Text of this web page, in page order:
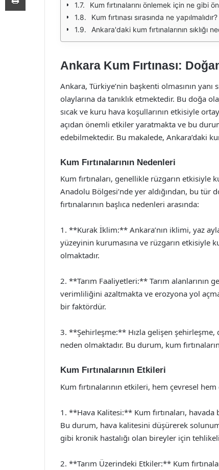
Kum fırtınalarını önlemek için ne gibi
Kum fırtınası sırasında ne yapılmalıdır?
Ankara'daki kum fırtınalarının sıklığı
Ankara Kum Fırtınası:
Ankara, Türkiye’nin başkenti olmasının
olaylarına da tanıklık etmektedir. Bu doğa
sıcak ve kuru hava koşullarının etkisiyle
açıdan önemli etkiler yaratmakta ve bu
edebilmektedir. Bu makalede, Ankara’daki
Kum Fırtınalarının Nedenleri
Kum fırtınaları, genellikle rüzgarın
Anadolu Bölgesi’nde yer aldığından, bu tür
fırtınalarının başlıca nedenleri arasında:
1. **Kurak İklim:** Ankara’nın iklimi, yaz
yüzeyinin kurumasına ve rüzgarın etkisiyle
olmaktadır.
2. **Tarım Faaliyetleri:** Tarım alanlarının
verimliliğini azaltmakta ve erozyona yol
bir faktördür.
3. **Şehirleşme:** Hızla gelişen şehirleşme,
neden olmaktadır. Bu durum, kum
Kum Fırtınalarının Etkileri
Kum fırtınalarının etkileri, hem çevresel
1. **Hava Kalitesi:** Kum fırtınaları, havada
Bu durum, hava kalitesini düşürerek
gibi kronik hastalığı olan bireyler için
2. **Tarım Üzerindeki Etkiler:** Kum